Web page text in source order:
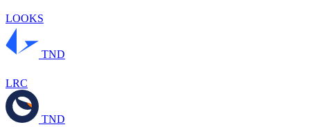
LOOKS
TND
LRC
TND